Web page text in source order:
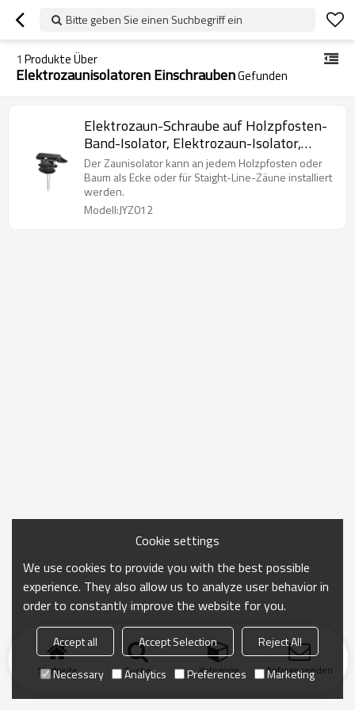
Bitte geben Sie einen Suchbegriff ein
1 Produkte Über
Elektrozaunisolatoren EinschraubenGefunden
Elektrozaun-Schraube auf Holzpfosten-
Band-Isolator, Elektrozaun-Isolator,
Farm Animal Fechten, Schwarz
Der Zaunisolator kann an jedem Holzpfosten oder
Baum als Ecke oder für Staight-Line-Zäune installiert
werden.
Modell:JYZ012
Startseite Suche Kategorie Anfrage senden
Cookie settings
We use cookies to provide you with the best possible
experience. They also allow us to analyze user behavior in
order to constantly improve the website for you.
Accept all Accept Selection
Reject All
Necessary
Analytics Preferences Marketing